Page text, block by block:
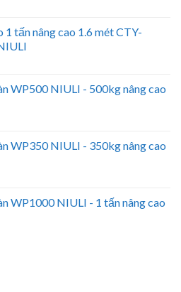
1 tấn nâng cao 1.6 mét CTY-
WP500 NIULI - 500kg nâng cao
WP350 NIULI - 350kg nâng cao
WP1000 NIULI - 1 tấn nâng cao